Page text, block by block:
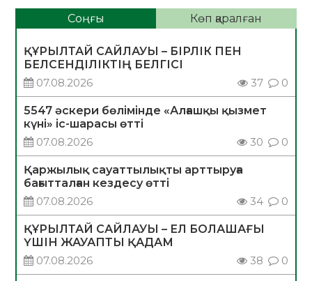
Соңғы Көп қаралған
ҚҰРЫЛТАЙ САЙЛАУЫ – БІРЛІК ПЕН
БЕЛСЕНДІЛІКТІҢ БЕЛГІСІ
07.08.2026
37 0
5547 әскери бөлімінде «Алғашқы қызмет
күні» іс-шарасы өтті
07.08.2026
30 0
Қаржылық сауаттылықты арттыруға
бағытталған кездесу өтті
07.08.2026
34 0
ҚҰРЫЛТАЙ САЙЛАУЫ – ЕЛ БОЛАШАҒЫ
ҮШІН ЖАУАПТЫ ҚАДАМ
07.08.2026
38 0